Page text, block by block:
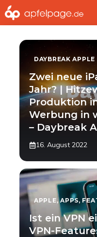
Zum
Inhalt
DAYBREAK APPLE
Zwei neue
Jahr? |
Produktion
Werbung in
– Daybreak
16. August 2022
APPLE,APPS,
Ist ein VPN
VPN-